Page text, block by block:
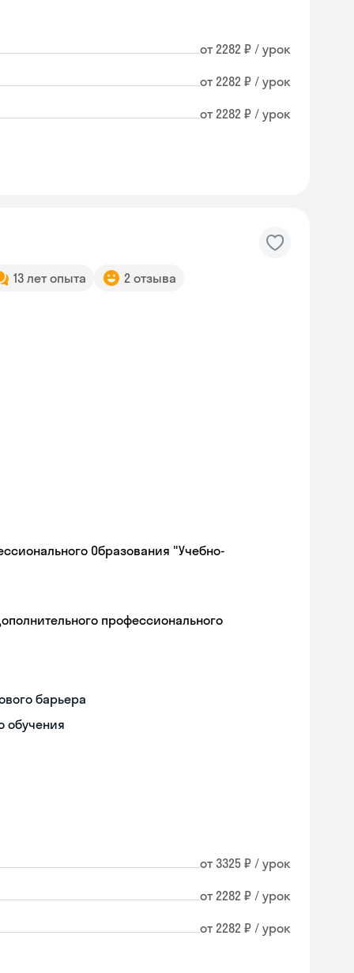
от 2282 ₽ / урок
от 2282 ₽ / урок
от 2282 ₽ / урок
13 лет опыта 2 отзыва
Образования "Учебно-
профессионального
барьера
обучения
от 3325 ₽ / урок
от 2282 ₽ / урок
от 2282 ₽ / урок